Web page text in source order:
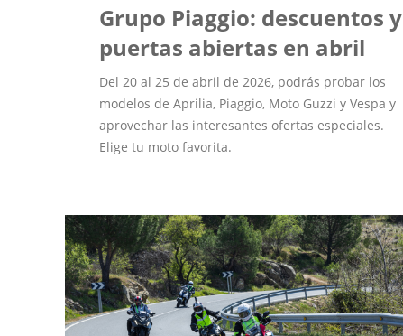
Grupo Piaggio: descuentos y
puertas abiertas en abril
Del 20 al 25 de abril de 2026, podrás probar los
modelos de Aprilia, Piaggio, Moto Guzzi y Vespa y
aprovechar las interesantes ofertas especiales.
Elige tu moto favorita.